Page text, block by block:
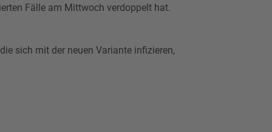
Fälle am Mittwoch verdoppelt hat.
sich mit der neuen Variante infizieren,